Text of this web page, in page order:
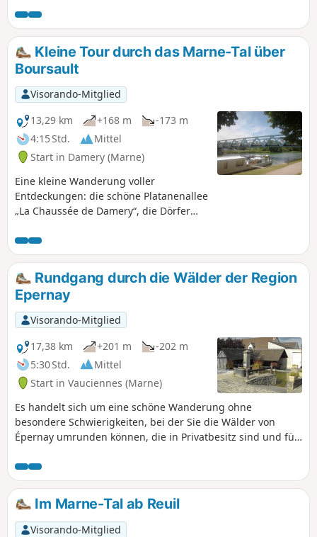
Weinberge der Champagne.
Kleine Tour durch das Marne-Tal über
Boursault
Visorando-Mitglied
13,29 km
+168 m
-173 m
4:15 Std.
Mittel
Start in Damery (Marne)
Eine kleine Wanderung voller
Entdeckungen: die schöne Platanenallee
„La Chaussée de Damery“, die Dörfer
hübschen Waschhäusern und das
berühmte Schloss von Boursault.
Weinberge, Wälder und das Ufer der
Marne.Rundgang durch die Wälder der Region
Epernay
Visorando-Mitglied
17,38 km
+201 m
-202 m
5:30 Std.
Mittel
Start in Vauciennes (Marne)
Es handelt sich um eine schöne Wanderung ohne
besondere Schwierigkeiten, bei der Sie die Wälder von
Épernay umrunden können, die in Privatbesitz sind und für
Weinberge der Champagne und die Wälder und bietet
einen herrlichen Blick auf die Täler der Marne und des
Cubry.Im Marne-Tal ab Reuil
Visorando-Mitglied